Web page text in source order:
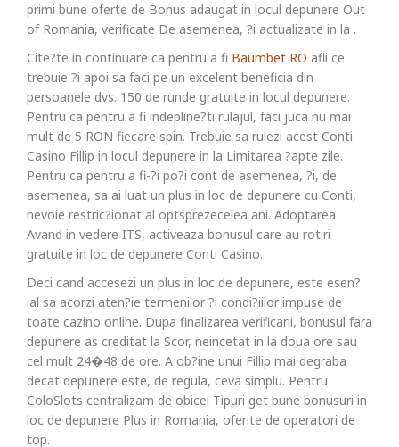
primi bune oferte de Bonus adaugat in locul depunere Out
of Romania, verificate De asemenea, ?i actualizate in la .
Cite?te in continuare ca pentru a fi Baumbet RO afli ce
trebuie ?i apoi sa faci pe un excelent beneficia din
persoanele dvs. 150 de runde gratuite in locul depunere.
Pentru ca pentru a fi indepline?ti rulajul, faci juca nu mai
mult de 5 RON fiecare spin. Trebuie sa rulezi acest Conti
Casino Fillip in locul depunere in la Limitarea ?apte zile.
Pentru ca pentru a fi-?i po?i cont de asemenea, ?i, de
asemenea, sa ai luat un plus in loc de depunere cu Conti,
nevoie restric?ionat al optsprezecelea ani. Adoptarea
Avand in vedere ITS, activeaza bonusul care au rotiri
gratuite in loc de depunere Conti Casino.
Deci cand accesezi un plus in loc de depunere, este esen?
ial sa acorzi aten?ie termenilor ?i condi?iilor impuse de
toate cazino online. Dupa finalizarea verificarii, bonusul fara
depunere as creditat la Scor, neincetat in la doua ore sau
cel mult 24�48 de ore. A ob?ine unui Fillip mai degraba
decat depunere este, de regula, ceva simplu. Pentru
ColoSlots centralizam de obicei Tipuri get bune bonusuri in
loc de depunere Plus in Romania, oferite de operatori de
top.